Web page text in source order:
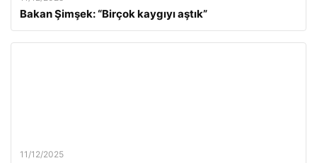
Bakan Şimşek: “Birçok kaygıyı aştık”
11/12/2025